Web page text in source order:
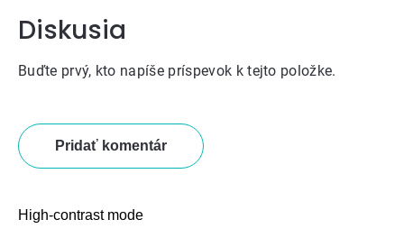
Diskusia
Buďte prvý, kto napíše príspevok k tejto položke.
Pridať komentár
High-contrast mode